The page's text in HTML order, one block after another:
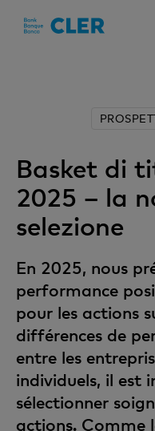
Basket di
2025 – la
selezione
En 2025, nous
performance
pour les actions
différences de
entre les
individuels, il est
sélectionner
actions. Comme